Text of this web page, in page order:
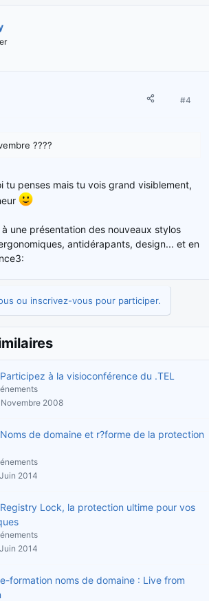
#4
????
tu penses mais tu vois grand visiblement,
une présentation des nouveaux stylos
antidérapants, design... et en
ou inscrivez-vous pour participer.
à la visioconférence du .TEL
2008
de domaine et r?forme de la protection
2014
Lock, la protection ultime pour vos
2014
formation noms de domaine : Live from